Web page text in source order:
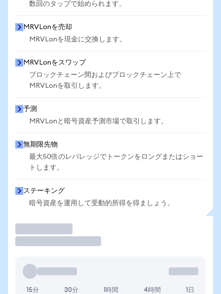
数回のタップで始められます。
MRVLonを売却
MRVLonを現金に交換します。
MRVLonをスワップ
ブロックチェーン間およびブロックチェーン上で
MRVLonを取引します。
予測
MRVLonと暗号資産予測市場で取引します。
無期限先物
最大50倍のレバレッジでトークンをロングまたはショー
トします。
ステーキング
暗号資産を運用して受動的所得を得ましょう。
15分 30分 1時間 4時間 1日